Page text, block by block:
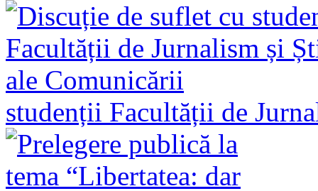
studenții Facultății de